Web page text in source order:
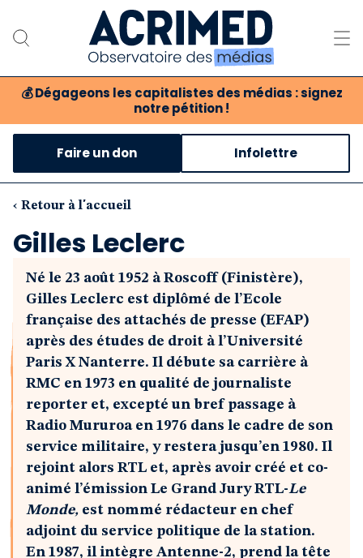
💰 Dégageons les capitalistes des médias : signez
notre pétition !
Notre association
Notre critique des médias
Nos propositions
Notre revue
Boutique
Faire un don Infolettre
‹ Retour à l'accueil
Gilles Leclerc
Né le 23 août 1952 à Roscoff (Finistère),
Gilles Leclerc est diplômé de l’Ecole
française des attachés de presse (EFAP)
après des études de droit à l’Université
Paris X Nanterre. Il débute sa carrière à
RMC en 1973 en qualité de journaliste
reporter et, excepté un bref passage à
Radio Mururoa en 1976 dans le cadre de son
service militaire, y restera jusqu’en 1980. Il
rejoint alors RTL et, après avoir créé et co-
animé l’émission Le Grand Jury RTL-Le
Monde, est nommé rédacteur en chef
adjoint du service politique de la station.
En 1987, il intègre Antenne-2, prend la tête